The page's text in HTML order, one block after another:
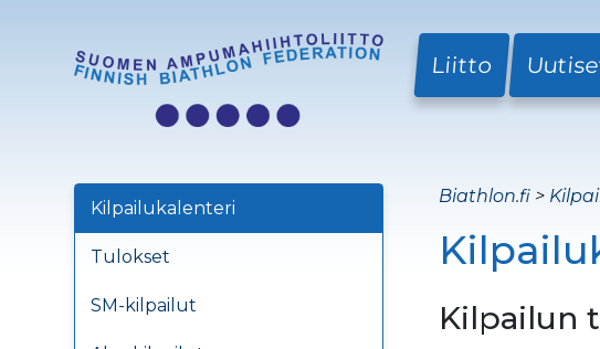
Liitto
Kilpailukalenteri
Tulokset
SM-kilpailut
Biathlon.fi >
Kilpailun